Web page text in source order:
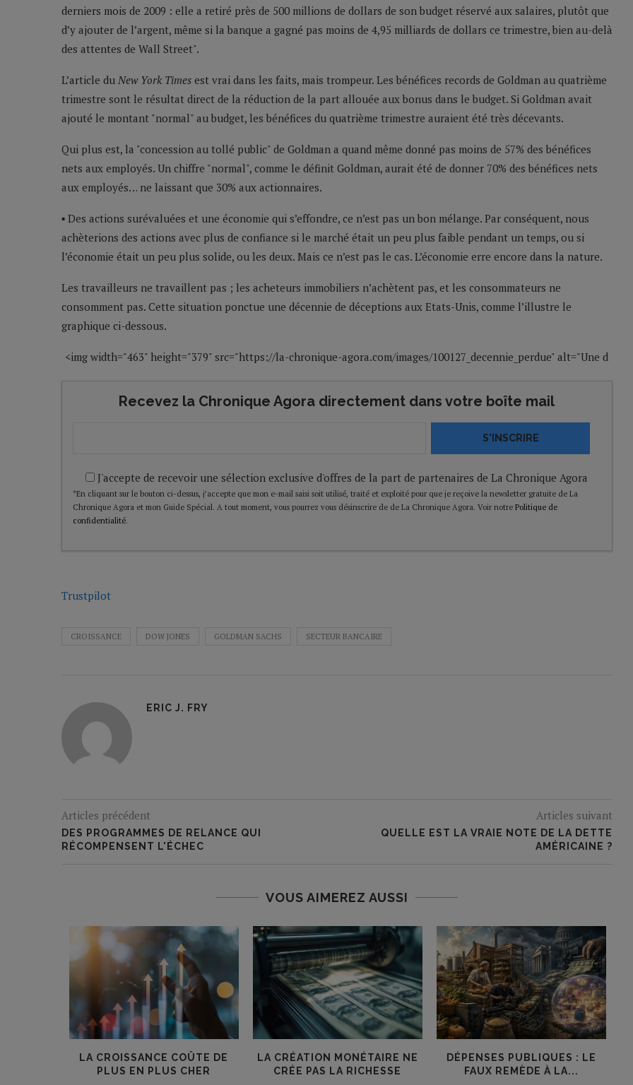
derniers mois de 2009 : elle a retiré près de 500 millions de dollars de son budget réservé aux salaires, plutôt que
d’y ajouter de l’argent, même si la banque a gagné pas moins de 4,95 milliards de dollars ce trimestre, bien au-delà
des attentes de Wall Street".
L’article du New York Times est vrai dans les faits, mais trompeur. Les bénéfices records de Goldman au quatrième
trimestre sont le résultat direct de la réduction de la part allouée aux bonus dans le budget. Si Goldman avait
ajouté le montant "normal" au budget, les bénéfices du quatrième trimestre auraient été très décevants.
Qui plus est, la "concession au tollé public" de Goldman a quand même donné pas moins de 57% des bénéfices
nets aux employés. Un chiffre "normal", comme le définit Goldman, aurait été de donner 70% des bénéfices nets
aux employés… ne laissant que 30% aux actionnaires.
▪ Des actions surévaluées et une économie qui s’effondre, ce n’est pas un bon mélange. Par conséquent, nous
achèterions des actions avec plus de confiance si le marché était un peu plus faible pendant un temps, ou si
l’économie était un peu plus solide, ou les deux. Mais ce n’est pas le cas. L’économie erre encore dans la nature.
Les travailleurs ne travaillent pas ; les acheteurs immobiliers n’achètent pas, et les consommateurs ne
consomment pas. Cette situation ponctue une décennie de déceptions aux Etats-Unis, comme l’illustre le
graphique ci-dessous.
<img width="463" height="379" src="https://la-chronique-agora.com/images/100127_decennie_perdue" alt="Une d
Recevez la Chronique Agora directement dans votre boîte mail
S'INSCRIRE
J'accepte de recevoir une sélection exclusive d'offres de la part de partenaires de La Chronique Agora
*En cliquant sur le bouton ci-dessus, j’accepte que mon e-mail saisi soit utilisé, traité et exploité pour que je reçoive la newsletter gratuite de La
Chronique Agora et mon Guide Spécial. A tout moment, vous pourrez vous désinscrire de de La Chronique Agora. Voir notre Politique de
confidentialité.
Trustpilot
CROISSANCE DOW JONES GOLDMAN SACHS SECTEUR BANCAIRE
ERIC J. FRY
Articles précédent
DES PROGRAMMES DE RELANCE QUI
RÉCOMPENSENT L'ÉCHEC
Articles suivant
QUELLE EST LA VRAIE NOTE DE LA DETTE
AMÉRICAINE ?
VOUS AIMEREZ AUSSI
LA CROISSANCE COÛTE DE
PLUS EN PLUS CHER
LA CRÉATION MONÉTAIRE NE
CRÉE PAS LA RICHESSE
DÉPENSES PUBLIQUES : LE
FAUX REMÈDE À LA...